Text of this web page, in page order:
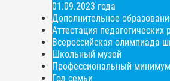
01.09.2023 года
Дополнительное
Аттестация педагогических
Всероссийская олимпиада
Школьный музей
Профессиональный минимум
Год семьи